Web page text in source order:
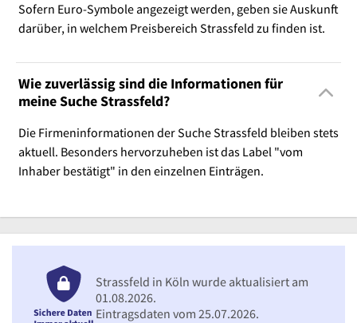
Sofern Euro-Symbole angezeigt werden, geben sie Auskunft
darüber, in welchem Preisbereich Strassfeld zu finden ist.
Wie zuverlässig sind die Informationen für
meine Suche Strassfeld?
Die Firmeninformationen der Suche Strassfeld bleiben stets
aktuell. Besonders hervorzuheben ist das Label "vom
Inhaber bestätigt" in den einzelnen Einträgen.
Strassfeld in Köln wurde aktualisiert am
01.08.2026.
Eintragsdaten vom 25.07.2026.